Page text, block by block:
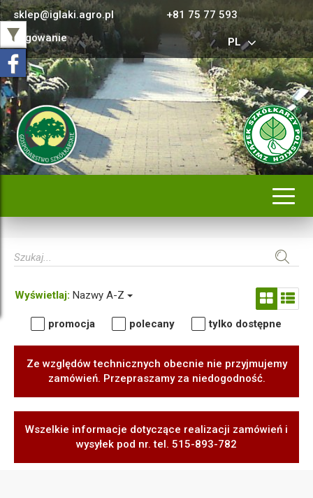
sklep@iglaki.agro.pl
+81 75 77 593
Logowanie
PL
Wyświetlaj: Nazwy A-Z
promocja polecany tylko dostępne
Ze względów technicznych obecnie nie przyjmujemy
zamówień. Przepraszamy za niedogodność.
Wszelkie informacje dotyczące realizacji zamówień i
wysyłek pod nr. tel. 515-893-782